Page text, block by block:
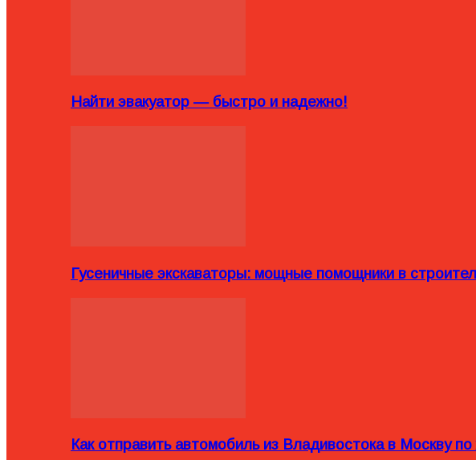
Найти эвакуатор — быстро и надежно!
Гусеничные экскаваторы: мощные помощники в
Как отправить автомобиль из Владивостока в Москву